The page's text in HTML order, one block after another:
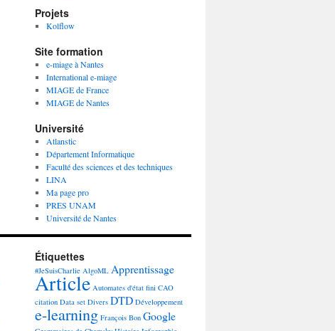
Projets
Kolflow
Site formation
e-miage à Nantes
International e-miage
MIAGE de France
MIAGE de Nantes
Université
Atlanstic
Département Informatique
Faculté des sciences et des techniques
LINA
Ma page pro
PRES UNAM
Université de Nantes
Étiquettes
#JeSuisCharlie AlgoML Apprentissage
Article Automates d'état fini CAO
citation Data set Divers DTD Développement
e-learning François Bon Google